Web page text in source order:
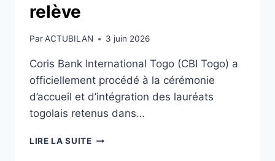
relève
ParACTUBILAN 3 juin 2026
Coris Bank International Togo (CBI Togo) a
officiellement procédé à la cérémonie
d’accueil et d’intégration des lauréats
togolais retenus dans…
LIRE LA SUITECORIS